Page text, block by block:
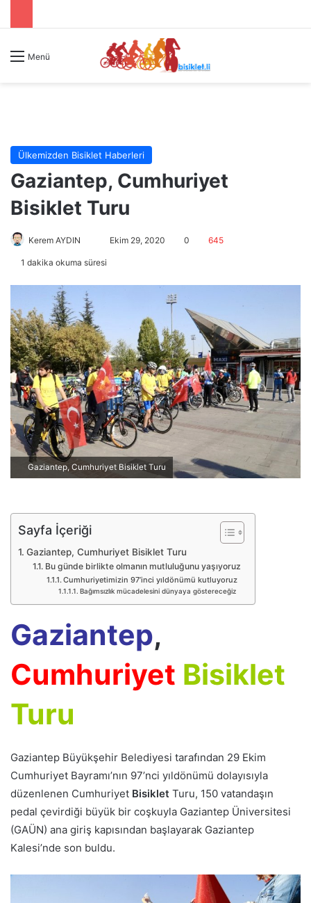
Menü
Ülkemizden Bisiklet Haberleri
Gaziantep, Cumhuriyet
Bisiklet Turu
Kerem AYDIN
-
p
o
s
t
a
ö
n
d
e
e
Ekim 29, 2020 0 645
1 dakika okuma süresi
Gaziantep, Cumhuriyet Bisiklet Turu
Sayfa İçeriği
Gaziantep, Cumhuriyet Bisiklet Turu
Bu günde birlikte olmanın mutluluğunu yaşıyoruz
Cumhuriyetimizin 97’inci yıldönümü kutluyoruz
Bağımsızlık mücadelesini dünyaya göstereceğiz
Gaziantep,
Cumhuriyet Bisiklet
Turu
Gaziantep Büyükşehir Belediyesi tarafından 29 Ekim
Cumhuriyet Bayramı’nın 97’nci yıldönümü dolayısıyla
düzenlenen Cumhuriyet Bisiklet Turu, 150 vatandaşın
pedal çevirdiği büyük bir coşkuyla Gaziantep Üniversitesi
(GAÜN) ana giriş kapısından başlayarak Gaziantep
Kalesi’nde son buldu.